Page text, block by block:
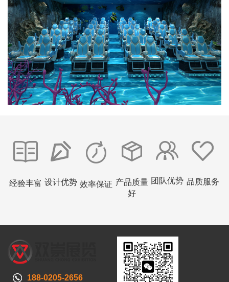
经验丰富 设计优势 效率保证 产品质量
好
团队优势 品质服务
188-0205-2656